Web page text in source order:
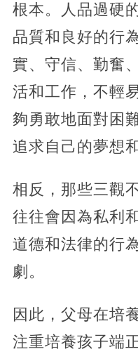
根本。人品過硬
品質和良好的行
實、守信、勤奮
活和工作，不輕
夠勇敢地面對困
追求自己的夢想
相反，那些三觀
往往會因為私利
道德和法律的行
劇。
因此，父母在培
注重培養孩子端